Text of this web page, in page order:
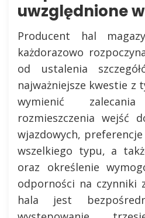
uwzględnione
Producent hal
każdorazowo
od ustalenia
najważniejsze kwestie z
wymienić
rozmieszczenia wejść
wjazdowych,
wszelkiego typu, a
oraz określenie
odporności na czynniki
hala jest